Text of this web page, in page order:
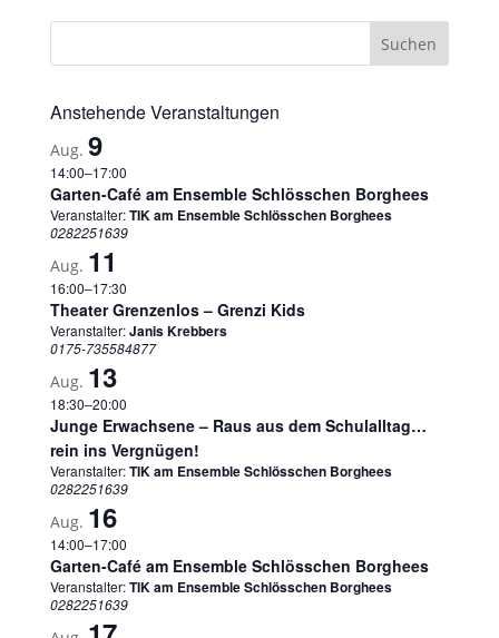
Anstehende Veranstaltungen
Aug. 9
14:00–17:00
Garten-Café am Ensemble Schlösschen Borghees
Veranstalter:TIK am Ensemble Schlösschen Borghees
0282251639
Aug. 11
16:00–17:30
Theater Grenzenlos – Grenzi Kids
Veranstalter:Janis Krebbers
0175-735584877
Aug. 13
18:30–20:00
Junge Erwachsene – Raus aus dem Schulalltag…
rein ins Vergnügen!
Veranstalter:TIK am Ensemble Schlösschen Borghees
0282251639
Aug. 16
14:00–17:00
Garten-Café am Ensemble Schlösschen Borghees
Veranstalter:TIK am Ensemble Schlösschen Borghees
0282251639